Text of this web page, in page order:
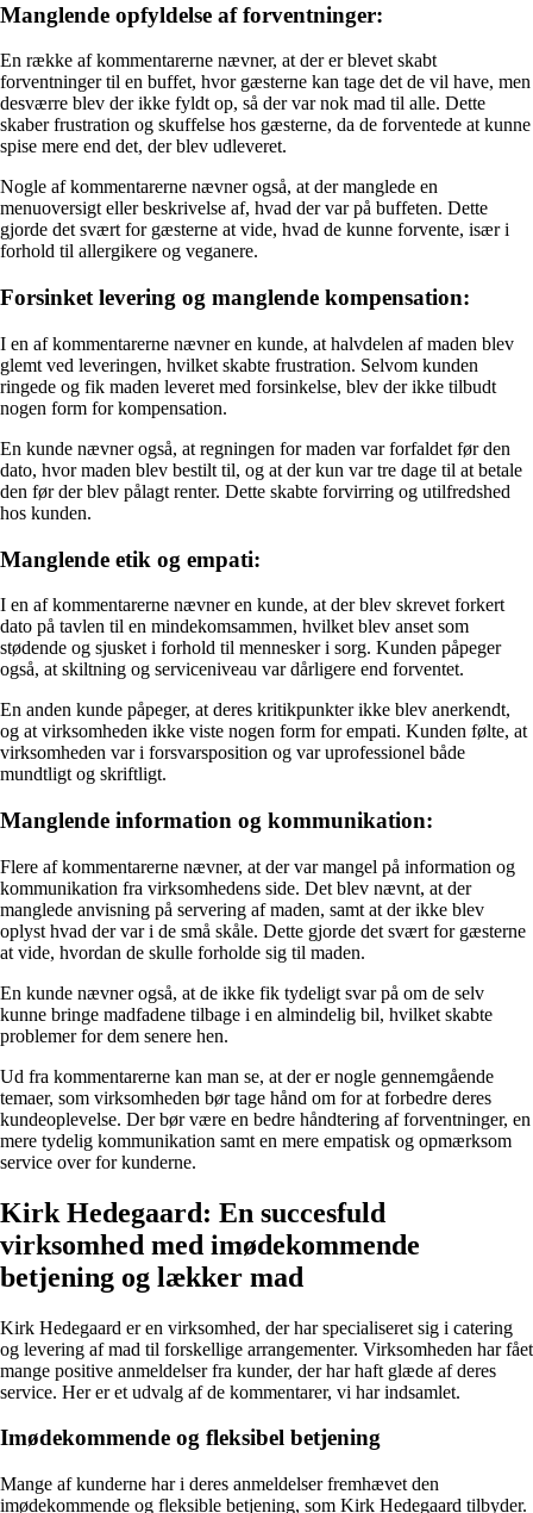
Manglende opfyldelse af forventninger:
En række af kommentarerne nævner, at der er blevet skabt
forventninger til en buffet, hvor gæsterne kan tage det de vil have, men
desværre blev der ikke fyldt op, så der var nok mad til alle. Dette
skaber frustration og skuffelse hos gæsterne, da de forventede at kunne
spise mere end det, der blev udleveret.
Nogle af kommentarerne nævner også, at der manglede en
menuoversigt eller beskrivelse af, hvad der var på buffeten. Dette
gjorde det svært for gæsterne at vide, hvad de kunne forvente, især i
forhold til allergikere og veganere.
Forsinket levering og manglende kompensation:
I en af kommentarerne nævner en kunde, at halvdelen af maden blev
glemt ved leveringen, hvilket skabte frustration. Selvom kunden
ringede og fik maden leveret med forsinkelse, blev der ikke tilbudt
nogen form for kompensation.
En kunde nævner også, at regningen for maden var forfaldet før den
dato, hvor maden blev bestilt til, og at der kun var tre dage til at betale
den før der blev pålagt renter. Dette skabte forvirring og utilfredshed
hos kunden.
Manglende etik og empati:
I en af kommentarerne nævner en kunde, at der blev skrevet forkert
dato på tavlen til en mindekomsammen, hvilket blev anset som
stødende og sjusket i forhold til mennesker i sorg. Kunden påpeger
også, at skiltning og serviceniveau var dårligere end forventet.
En anden kunde påpeger, at deres kritikpunkter ikke blev anerkendt,
og at virksomheden ikke viste nogen form for empati. Kunden følte, at
virksomheden var i forsvarsposition og var uprofessionel både
mundtligt og skriftligt.
Manglende information og kommunikation:
Flere af kommentarerne nævner, at der var mangel på information og
kommunikation fra virksomhedens side. Det blev nævnt, at der
manglede anvisning på servering af maden, samt at der ikke blev
oplyst hvad der var i de små skåle. Dette gjorde det svært for gæsterne
at vide, hvordan de skulle forholde sig til maden.
En kunde nævner også, at de ikke fik tydeligt svar på om de selv
kunne bringe madfadene tilbage i en almindelig bil, hvilket skabte
problemer for dem senere hen.
Ud fra kommentarerne kan man se, at der er nogle gennemgående
temaer, som virksomheden bør tage hånd om for at forbedre deres
kundeoplevelse. Der bør være en bedre håndtering af forventninger, en
mere tydelig kommunikation samt en mere empatisk og opmærksom
service over for kunderne.
Kirk Hedegaard: En succesfuld
virksomhed med imødekommende
betjening og lækker mad
Kirk Hedegaard er en virksomhed, der har specialiseret sig i catering
og levering af mad til forskellige arrangementer. Virksomheden har fået
mange positive anmeldelser fra kunder, der har haft glæde af deres
service. Her er et udvalg af de kommentarer, vi har indsamlet.
Imødekommende og fleksibel betjening
Mange af kunderne har i deres anmeldelser fremhævet den
imødekommende og fleksible betjening, som Kirk Hedegaard tilbyder.